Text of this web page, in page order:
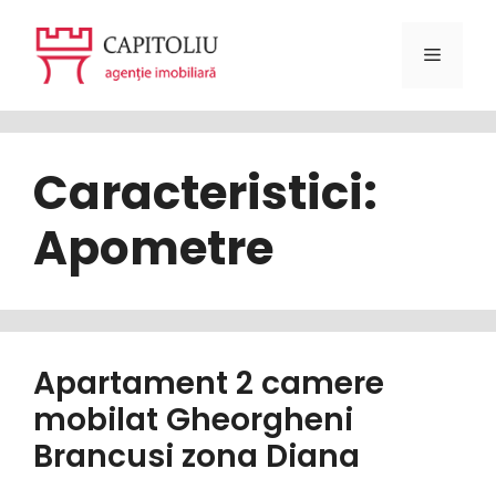
conținut
Meniu
Caracteristici:
Apometre
Apartament 2 camere
mobilat Gheorgheni
Brancusi zona Diana